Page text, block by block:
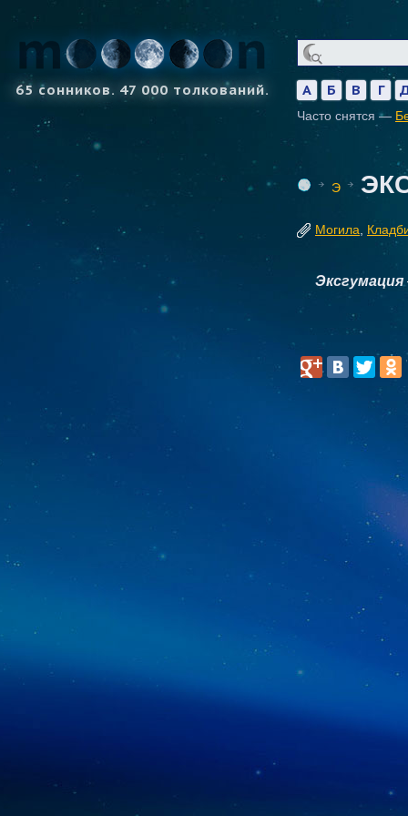
65 сонников. 47 000 толкований. А Б В Г
Часто снятся —
Э
Могила
Эксгумация